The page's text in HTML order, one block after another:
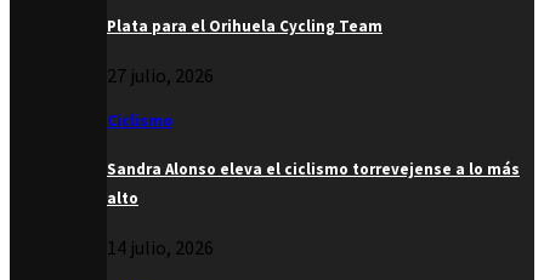
Plata para el Orihuela Cycling Team
27 julio, 2026
Ciclismo
Sandra Alonso eleva el ciclismo torrevejense a lo más
alto
14 julio, 2026